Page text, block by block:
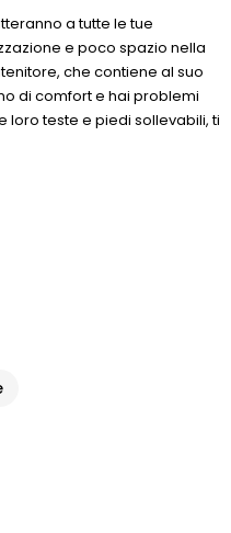
a tutte le tue
e poco spazio nella
che contiene al suo
di comfort e hai problemi
loro teste e piedi sollevabili, ti